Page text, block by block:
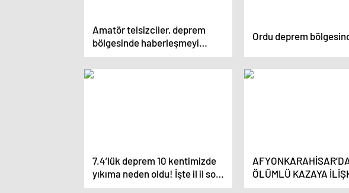
Amatör telsizciler, deprem
bölgesinde haberleşmeyi
sağladı
Ordu deprem
7.4’lük deprem 10 kentimizde
yıkıma neden oldu! İşte il il son
durum
ÖLÜMLÜ KAZAYA
KKONUŞAN VALİ